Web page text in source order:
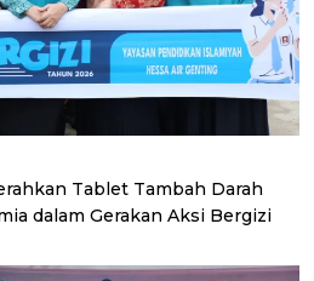
Tablet Tambah Darah
dalam Gerakan Aksi Bergizi